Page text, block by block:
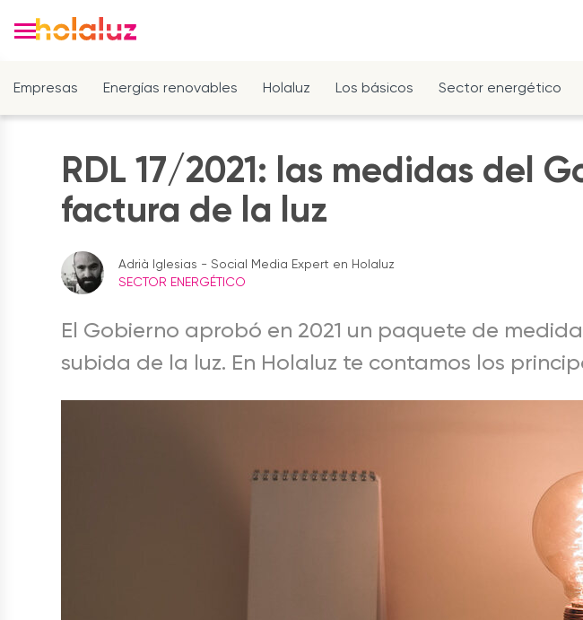
Empresas Energías renovables Holaluz Los básicos Sector energético
RDL 17/2021: las medidas del
factura de la luz
Adrià Iglesias - Social Media Expert en Holaluz
SECTOR ENERGÉTICO
El Gobierno aprobó en 2021 un paquete de
subida de la luz. En Holaluz te contamos los